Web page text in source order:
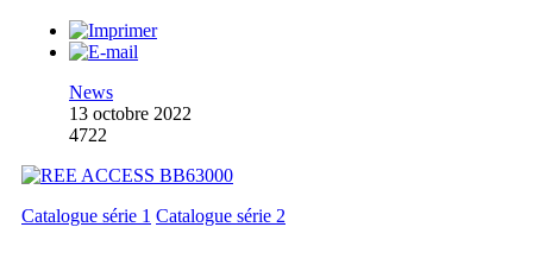
News
13 octobre 2022
4722
Catalogue série 1 Catalogue série 2